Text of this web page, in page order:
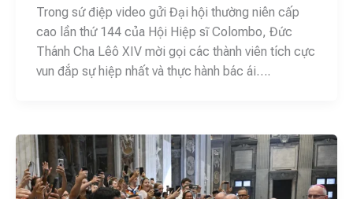
Trong sứ điệp video gửi Đại hội thường niên cấp
cao lần thứ 144 của Hội Hiệp sĩ Colombo, Đức
Thánh Cha Lêô XIV mời gọi các thành viên tích cực
vun đắp sự hiệp nhất và thực hành bác ái….